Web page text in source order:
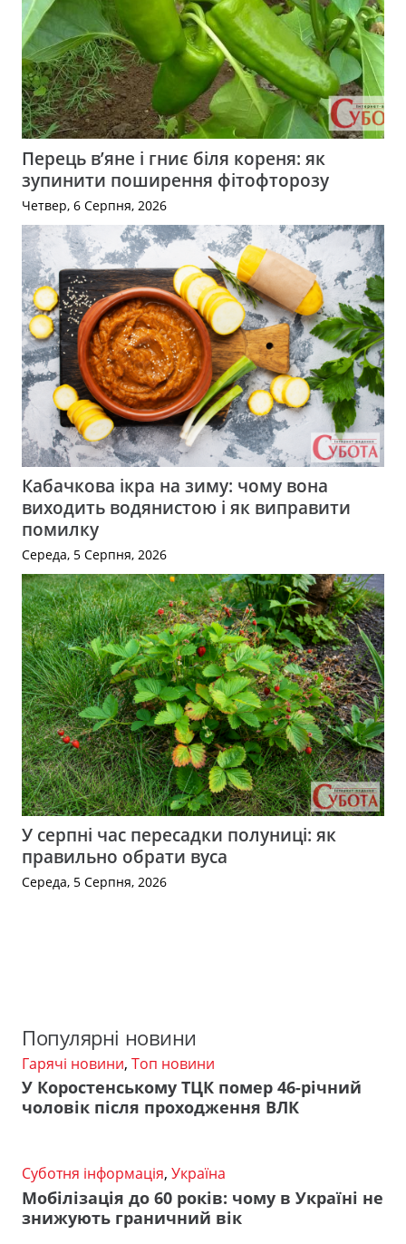
Перець в’яне і гниє біля кореня: як
зупинити поширення фітофторозу
Четвер, 6 Серпня, 2026
Кабачкова ікра на зиму: чому вона
виходить водянистою і як виправити
помилку
Середа, 5 Серпня, 2026
У серпні час пересадки полуниці: як
правильно обрати вуса
Середа, 5 Серпня, 2026
Популярні новини
Гарячі новини, Топ новини
У Коростенському ТЦК помер 46-річний
чоловік після проходження ВЛК
Суботня інформація, Україна
Мобілізація до 60 років: чому в Україні не
знижують граничний вік